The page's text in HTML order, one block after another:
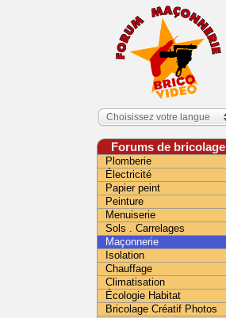
Choisissez votre langue
Forums de bricolage
Plomberie
Électricité
Papier peint
Peinture
Menuiserie
Sols . Carrelages
Maçonnerie
Isolation
Chauffage
Climatisation
Écologie Habitat
Bricolage Créatif Photos